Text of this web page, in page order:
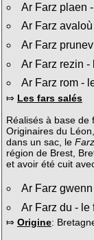
Ar Farz plaen
Ar Farz
Ar Farz
Ar Farz rezin -
Ar Farz rom -
⤇ Les fars salés
Réalisés à base de
Originaires du
dans un sac, le
région de Brest,
et avoir été cuit
Ar Farz
Ar Farz du - le
⤇ Origine: